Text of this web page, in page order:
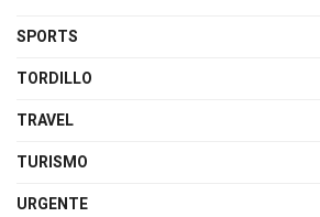
SPORTS
TORDILLO
TRAVEL
TURISMO
URGENTE